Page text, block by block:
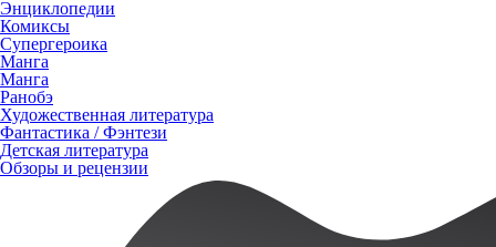
Энциклопедии
Комиксы
Супергероика
Манга
Манга
Ранобэ
Художественная литература
Фантастика / Фэнтези
Детская литература
Обзоры и рецензии